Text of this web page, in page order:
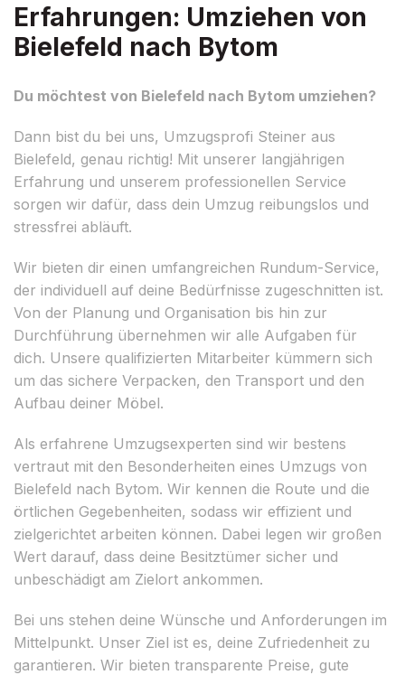
Erfahrungen: Umziehen von
Bielefeld nach Bytom
Du möchtest von Bielefeld nach Bytom umziehen?
Dann bist du bei uns, Umzugsprofi Steiner aus
Bielefeld, genau richtig! Mit unserer langjährigen
Erfahrung und unserem professionellen Service
sorgen wir dafür, dass dein Umzug reibungslos und
stressfrei abläuft.
Wir bieten dir einen umfangreichen Rundum-Service,
der individuell auf deine Bedürfnisse zugeschnitten ist.
Von der Planung und Organisation bis hin zur
Durchführung übernehmen wir alle Aufgaben für
dich. Unsere qualifizierten Mitarbeiter kümmern sich
um das sichere Verpacken, den Transport und den
Aufbau deiner Möbel.
Als erfahrene Umzugsexperten sind wir bestens
vertraut mit den Besonderheiten eines Umzugs von
Bielefeld nach Bytom. Wir kennen die Route und die
örtlichen Gegebenheiten, sodass wir effizient und
zielgerichtet arbeiten können. Dabei legen wir großen
Wert darauf, dass deine Besitztümer sicher und
unbeschädigt am Zielort ankommen.
Bei uns stehen deine Wünsche und Anforderungen im
Mittelpunkt. Unser Ziel ist es, deine Zufriedenheit zu
garantieren. Wir bieten transparente Preise, gute